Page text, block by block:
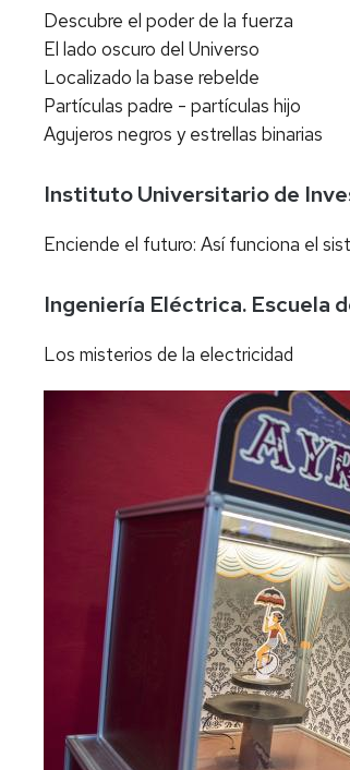
Descubre el poder de la fuerza
El lado oscuro del Universo
Localizado la base rebelde
Partículas padre - partículas hijo
Agujeros negros y estrellas binarias
Instituto Universitario de
Enciende el futuro: Así funciona el
Ingeniería Eléctrica. Escuela
Los misterios de la electricidad